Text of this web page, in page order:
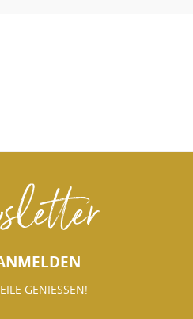
GENIESSEN!